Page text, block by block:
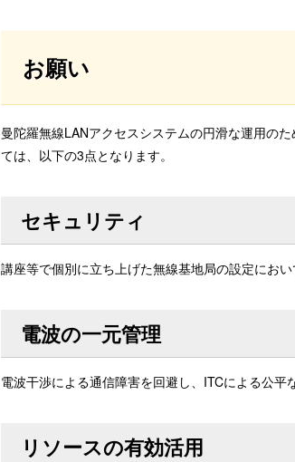
お願い
曼陀羅無線LANアクセスシステムの円滑な運用の
ては、以下の3点となります。
セキュリティ
講座等で個別に立ち上げた無線基地局の設定にお
電波の一元管理
電波干渉による通信障害を回避し、ITCによる公平
リソースの有効活用